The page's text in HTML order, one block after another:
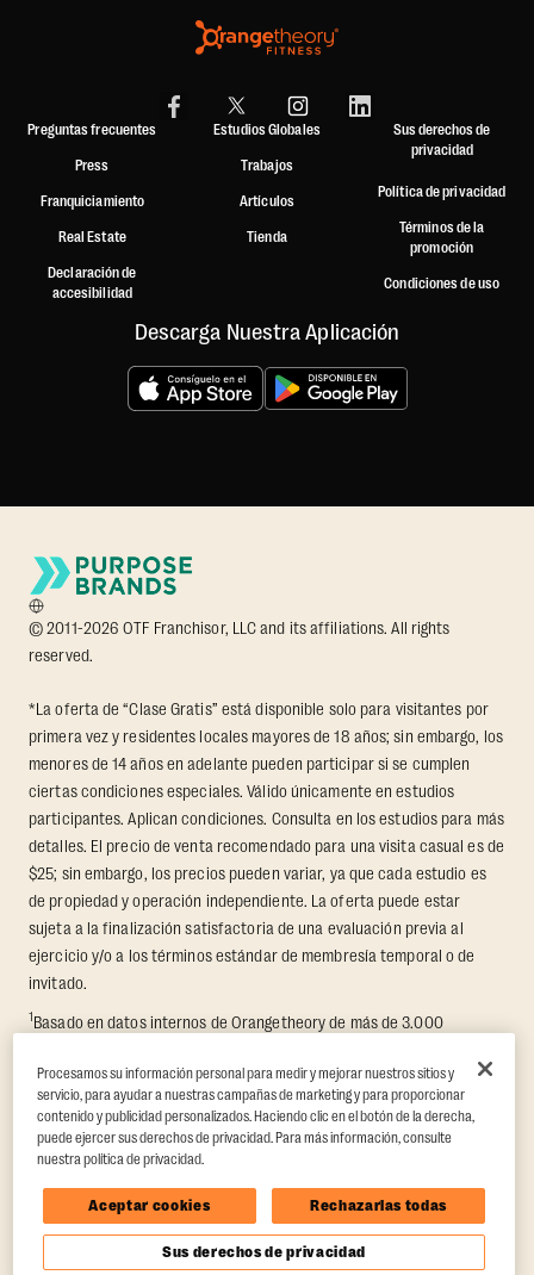
Preguntas frecuentes
Press
Franquiciamiento
Real Estate
Declaración de
accesibilidad
Estudios Globales
Trabajos
Artículos
Tienda
Sus derechos de
privacidad
Política de privacidad
Términos de la
promoción
Condiciones de uso
Descarga Nuestra Aplicación
© 2011-2026 OTF Franchisor, LLC and its affiliations. All rights
reserved.
*La oferta de “Clase Gratis” está disponible solo para visitantes por
primera vez y residentes locales mayores de 18 años; sin embargo, los
menores de 14 años en adelante pueden participar si se cumplen
ciertas condiciones especiales. Válido únicamente en estudios
participantes. Aplican condiciones. Consulta en los estudios para más
detalles. El precio de venta recomendado para una visita casual es de
$25; sin embargo, los precios pueden variar, ya que cada estudio es
de propiedad y operación independiente. La oferta puede estar
sujeta a la finalización satisfactoria de una evaluación previa al
ejercicio y/o a los términos estándar de membresía temporal o de
invitado.
1 Basado en datos internos de Orangetheory de más de 3.000
semanas, en el que se midieron la pérdida promedio de grasa y el
aumento de masa muscular magra. Respaldado por hallazgos de
terceros en Quindry et al., 2021: “Physiologic and Psychologic
Responses to a High Intensity Functional Training Program.”
Exercise Physiology Online, 24(2), 79–91.
Procesamos su información personal para medir y mejorar nuestros sitios y
servicio, para ayudar a nuestras campañas de marketing y para proporcionar
contenido y publicidad personalizados. Haciendo clic en el botón de la derecha,
puede ejercer sus derechos de privacidad. Para más información, consulte
nuestra política de privacidad.
Aceptar cookies Rechazarlas todas
Sus derechos de privacidad